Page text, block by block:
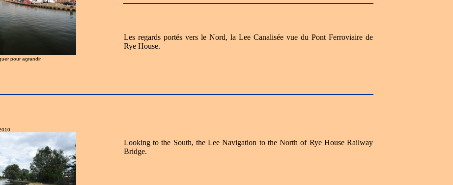
pour agrandir
Les regards portés vers le Nord, la Lee Canalisée vue du Pont Ferroviaire de
Rye House.
Looking to the South, the Lee Navigation to the North of Rye House Railway
Bridge.